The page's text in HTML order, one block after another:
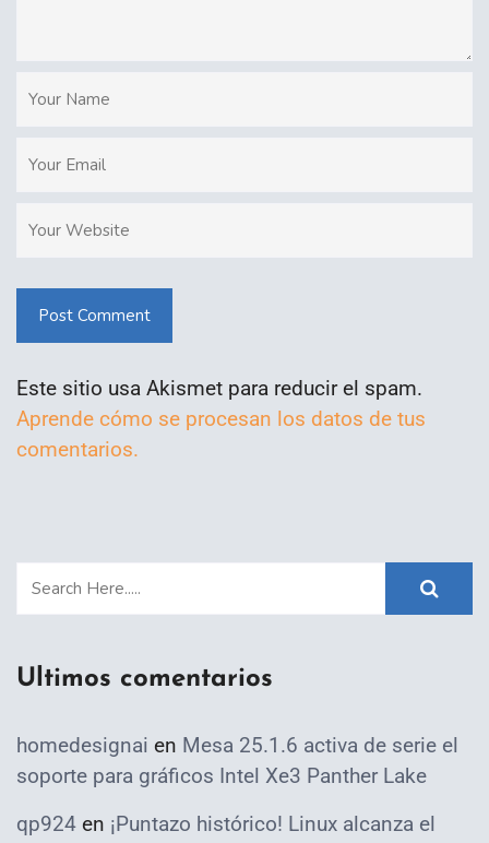
Post Comment
Este sitio usa Akismet para reducir el spam.
Aprende cómo se procesan los datos de tus
comentarios.
Ultimos comentarios
homedesignai en Mesa 25.1.6 activa de serie el
soporte para gráficos Intel Xe3 Panther Lake
qp924 en ¡Puntazo histórico! Linux alcanza el